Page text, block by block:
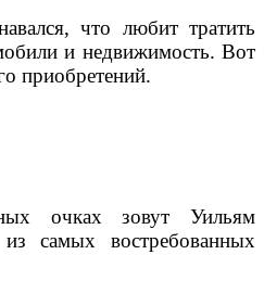
что любит тратить
и недвижимость. Вот
приобретений.
очках зовут Уильям
самых востребованных